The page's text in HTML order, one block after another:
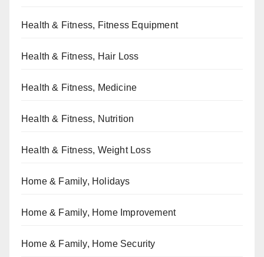
Health & Fitness, Fitness Equipment
Health & Fitness, Hair Loss
Health & Fitness, Medicine
Health & Fitness, Nutrition
Health & Fitness, Weight Loss
Home & Family, Holidays
Home & Family, Home Improvement
Home & Family, Home Security